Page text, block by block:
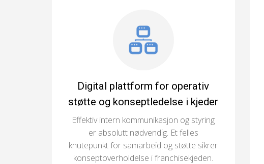
Digital plattform for operativ
støtte og konseptledelse i kjeder
Effektiv intern kommunikasjon og styring
er absolutt nødvendig. Et felles
knutepunkt for samarbeid og støtte sikrer
konseptoverholdelse i franchisekjeden.